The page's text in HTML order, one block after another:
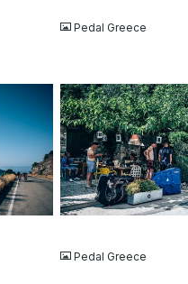
Pedal Greece
JPG
Pedal Greece